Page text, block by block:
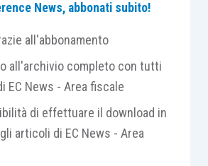
riguarda l’Iva,l’imposta
all’atto dell’acquisto
o assimilata) diconcessione
dei beni alle partecipate
in tal modo l’operazione neutra.
dell’operazione potrebbe
News, abbonati subito!
all'abbonamento
all'archivio completo con tutti
EC News - Area fiscale
di effettuare il download in
articoli di EC News - Area